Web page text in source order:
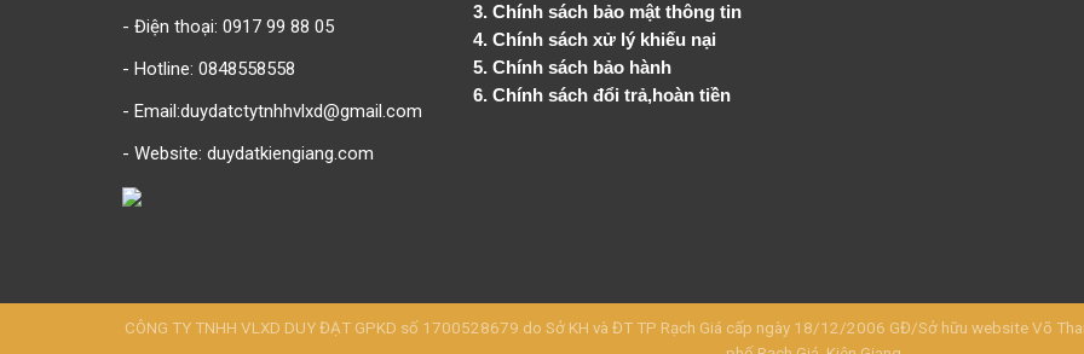
- Điện thoại: 0917 99 88 05
- Hotline: 0848558558
- Email:duydatctytnhhvlxd@gmail.com
- Website: duydatkiengiang.com
3. Chính sách bảo mật thông tin
4.Chính sách xử lý khiếu nại
5.Chính sách bảo hành
6.Chính sách đổi trả,hoàn tiền
CÔNG TY TNHH VLXD DUY ĐẠT GPKD số 1700528679 do Sở KH và ĐT TP Rạch Giá cấp ngày 18/12/2006 GĐ/Sở hữu website Võ